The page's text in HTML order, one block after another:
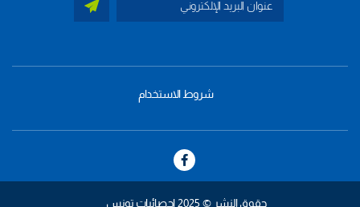
footer
شروط الاستخدام
حقوق النشر © 2025 إحصائيات تونس